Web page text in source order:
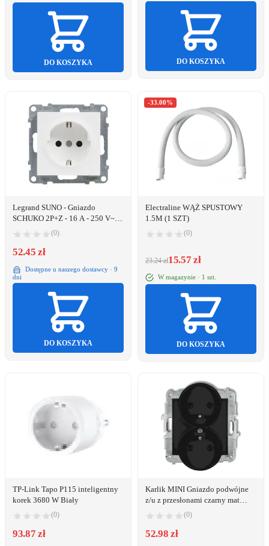
DO KOSZYKA DO KOSZYKA
Legrand SUNO - Gniazdo
SCHUKO 2P+Z - 16 A - 250 V~ -
z przesłoną - zaciski
automatyczne, Biały - Legrand
721120 himp
(0)
52.45 zł
Dostępne u naszego dostawcy · 9
dni
DO KOSZYKA
-33.00%
Electraline WĄŻ SPUSTOWY
1.5M (1 SZT)
(0)
23.24 zł15.57 zł
W magazynie · 1 szt.
DO KOSZYKA
TP-Link Tapo P115 inteligentny
korek 3680 W Biały
(0)
93.87 zł
Karlik MINI Gniazdo podwójne
z/u z przesłonami czarny mat
12MGPR-2zp
(0)
52.98 zł